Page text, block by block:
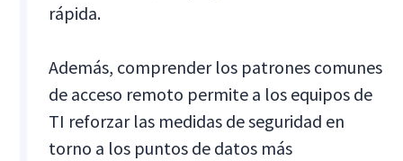
rápida.
Además, comprender los patrones comunes
de acceso remoto permite a los equipos de
TI reforzar las medidas de seguridad en
torno a los puntos de datos más